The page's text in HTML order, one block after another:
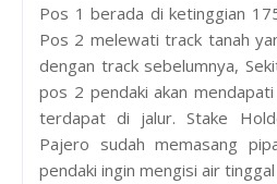
Pos 1 berada di ketinggian
Pos 2 melewati track tanah
dengan track sebelumnya,
pos 2 pendaki akan
terdapat di jalur. Stake
Pajero sudah memasang
pendaki ingin mengisi air